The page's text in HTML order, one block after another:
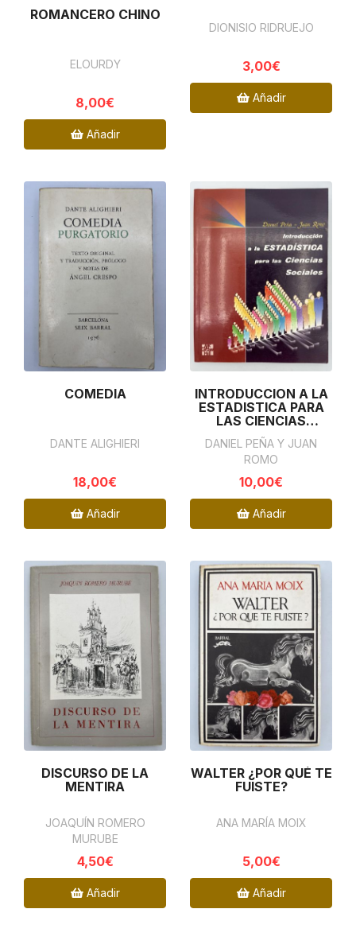
ROMANCERO CHINO
ELOURDY
8,00€
Añadir
DIONISIO RIDRUEJO
3,00€
Añadir
COMEDIA
DANTE ALIGHIERI
18,00€
Añadir
INTRODUCCION A LA
ESTADISTICA PARA
LAS CIENCIAS
SOCIALES
DANIEL PEÑA Y JUAN
ROMO
10,00€
Añadir
DISCURSO DE LA
MENTIRA
JOAQUÍN ROMERO
MURUBE
4,50€
Añadir
WALTER ¿POR QUÉ TE
FUISTE?
ANA MARÍA MOIX
5,00€
Añadir